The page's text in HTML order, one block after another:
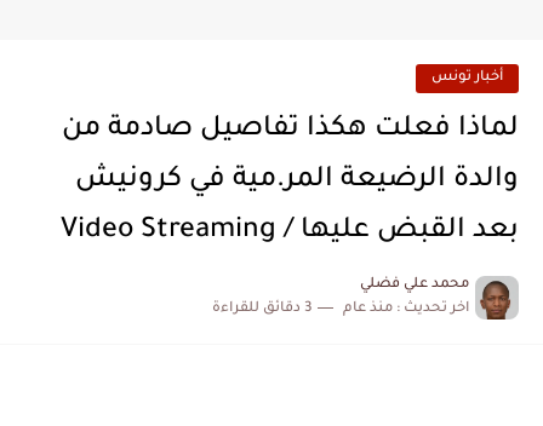
أخبار تونس
لماذا فعلت هكذا تفاصيل صادمة من
والدة الرضيعة المر.مية في كرونيش
بعد القبض عليها / Video Streaming
محمد علي فضلي
اخر تحديث : منذ عام 3 دقائق للقراءة